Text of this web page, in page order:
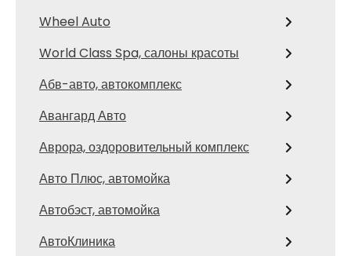
Wheel Auto
World Class Spa, салоны красоты
Абв-авто, автокомплекс
Авангард Авто
Аврора, оздоровительный комплекс
Авто Плюс, автомойка
Автобэст, автомойка
АвтоКлиника